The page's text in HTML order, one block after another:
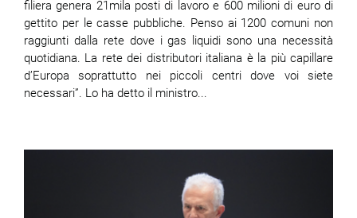
filiera genera 21mila posti di lavoro e 600 milioni di euro di
gettito per le casse pubbliche. Penso ai 1200 comuni non
raggiunti dalla rete dove i gas liquidi sono una necessità
quotidiana. La rete dei distributori italiana è la più capillare
d’Europa soprattutto nei piccoli centri dove voi siete
necessari”. Lo ha detto il ministro...